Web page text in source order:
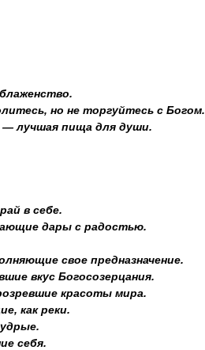
но не торгуйтесь с Богом.
— лучшая пища для души.
в себе.
дары с радостью.
свое предназначение.
вкус Богосозерцания.
красоты мира.
как реки.
себя.